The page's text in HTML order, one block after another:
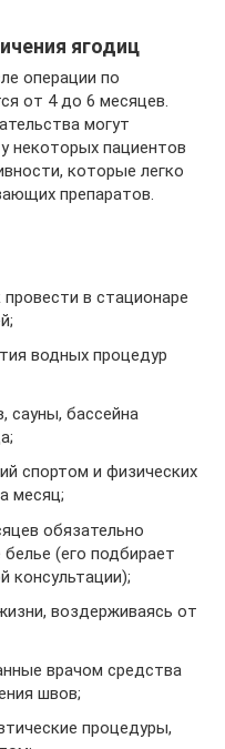
ягодиц
операции по
от 4 до 6 месяцев.
могут
некоторых пациентов
которые легко
препаратов.
в стационаре
водных процедур
сауны, бассейна
спортом и физических
месяц;
обязательно
(его подбирает
консультации);
воздерживаясь от
врачом средства
швов;
процедуры,